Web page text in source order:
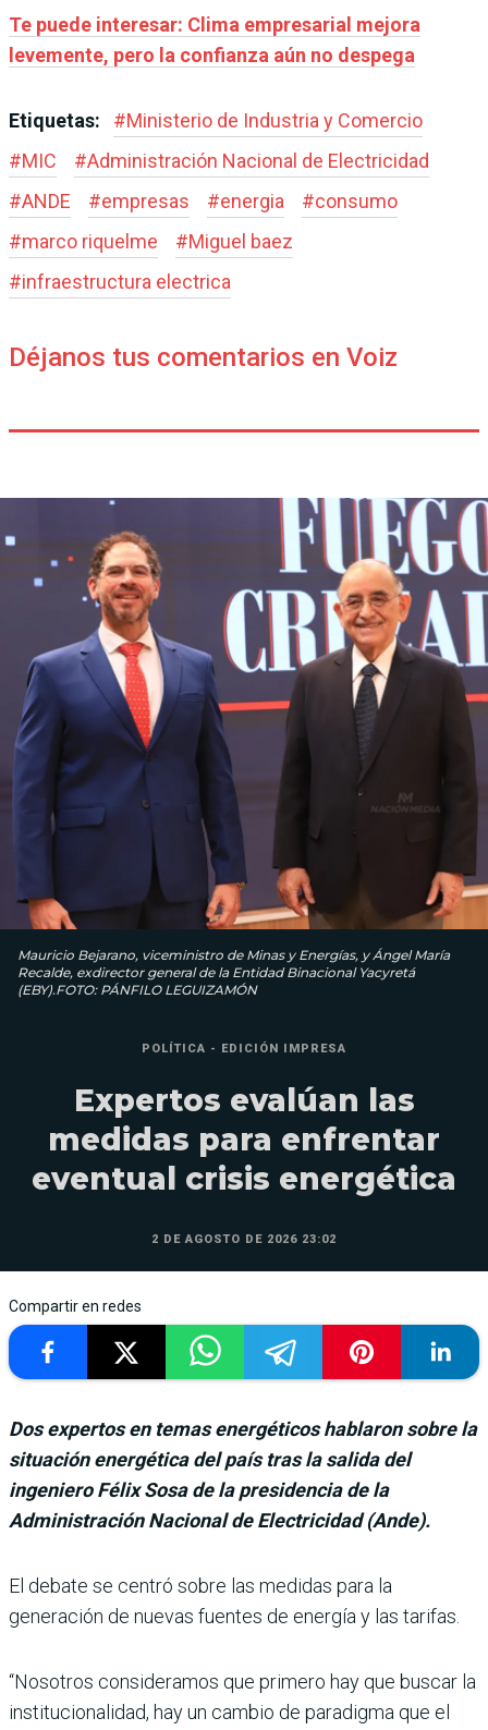
Te puede interesar: Clima empresarial mejora
levemente, pero la confianza aún no despega
Etiquetas: #Ministerio de Industria y Comercio
#MIC #Administración Nacional de Electricidad
#ANDE #empresas #energia #consumo
#marco riquelme #Miguel baez
#infraestructura electrica
Déjanos tus comentarios en Voiz
Mauricio Bejarano, viceministro de Minas y Energías, y Ángel María
Recalde, exdirector general de la Entidad Binacional Yacyretá
(EBY).FOTO: PÁNFILO LEGUIZAMÓN
POLÍTICA - EDICIÓN IMPRESA
Expertos evalúan las
medidas para enfrentar
eventual crisis energética
2 DE AGOSTO DE 2026 23:02
Compartir en redes
Dos expertos en temas energéticos hablaron sobre la
situación energética del país tras la salida del
ingeniero Félix Sosa de la presidencia de la
Administración Nacional de Electricidad (Ande).
El debate se centró sobre las medidas para la
generación de nuevas fuentes de energía y las tarifas.
“Nosotros consideramos que primero hay que buscar la
institucionalidad, hay un cambio de paradigma que el